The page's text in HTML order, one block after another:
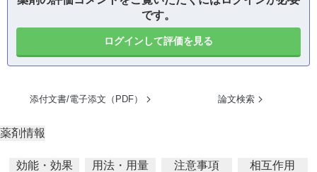
です。
ログインして評価を見る
添付文書/電子添文（PDF） 論文検索
薬剤情報
効能・効果 用法・用量 注意事項
相互作用